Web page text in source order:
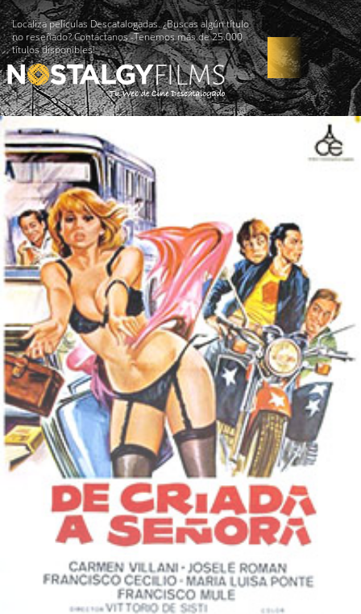
Localiza películas Descatalogadas. ¿Buscas algún título
no reseñado? Contáctanos -Tenemos más de 25.000
títulos disponibles!